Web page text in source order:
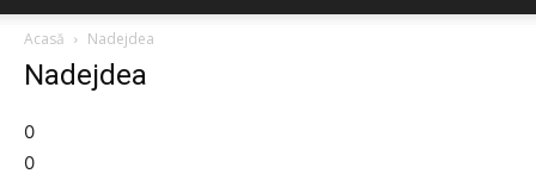
Acasă
Nadejdea
Nadejdea
0
0